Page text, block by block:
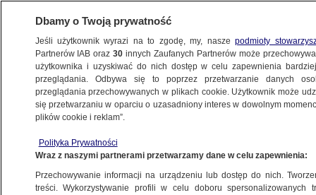
ŚWIAT
od czasów II wojny światowej"
14.09.2022, 14:07
Dbamy o Twoją prywatność
Jeśli użytkownik wyrazi na to zgodę, my, naszepodmioty
Partnerów IAB oraz30 innych Zaufanych Partnerów może
użytkownika i uzyskiwać do nich dostęp w celu zapewnienia
przeglądania. Odbywa się to poprzez przetwarzanie danych
przeglądania przechowywanych w plikach cookie. Użytkownik może
się przetwarzaniu w oparciu o uzasadniony interes w dowolnym
plików cookie i reklam”.
Polityka Prywatności
Wraz z naszymi partnerami przetwarzamy dane w celu zapewnienia:
Przechowywanie informacji na urządzeniu lub dostęp do nich.
treści. Wykorzystywanie profili w celu doboru spersonalizowanych